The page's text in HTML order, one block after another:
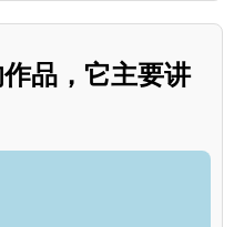
品，它主要讲